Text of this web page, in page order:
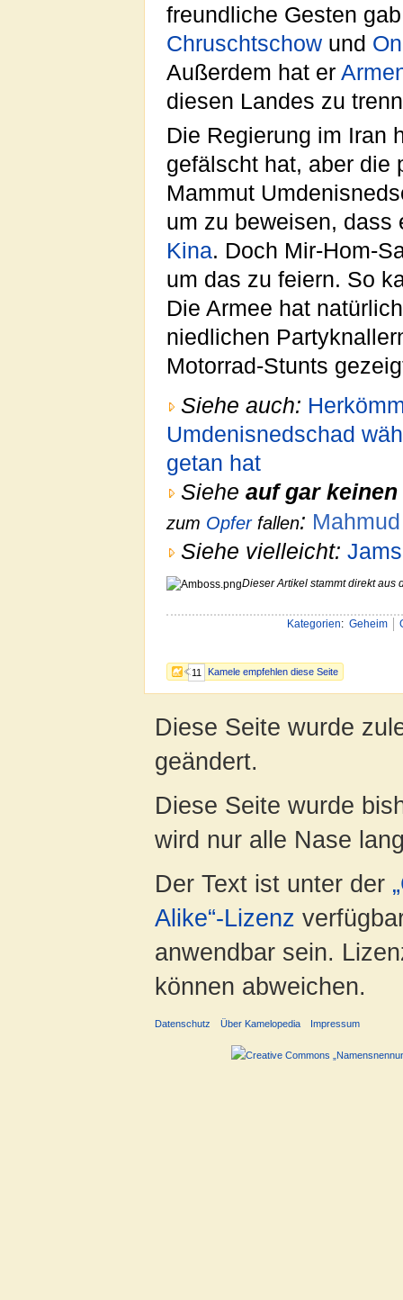
11 Kamele empfehlen diese Seite
freundliche Gesten
Chruschtschow und
Außerdem hat er
diesen Landes zu
Die Regierung im Iran
gefälscht hat, aber die
Mammut
um zu beweisen, dass
Kina. Doch Mir-Hom-
um das zu feiern. So
Die Armee hat
niedlichen
Motorrad-Stunts
Siehe auch:
Umdenisnedschad
getan hat
Siehe auf gar keinen
zum Opferfallen:
Siehe vielleicht:
Dieser Artikel stammt direkt aus
Kategorien: Geheim
Diese Seite wurde
geändert.
Diese Seite wurde
wird nur alle Nase
Der Text ist unter der
Alike“-Lizenz
anwendbar sein.
können abweichen.
Datenschutz Über Kamelopedia Impressum